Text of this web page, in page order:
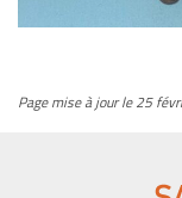
Page mise à jour le 25